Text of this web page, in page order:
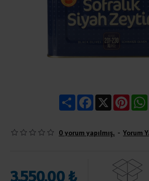
ShareFacebook
X
0 yorum yapılmış. - Yorum
3.550,00 ₺